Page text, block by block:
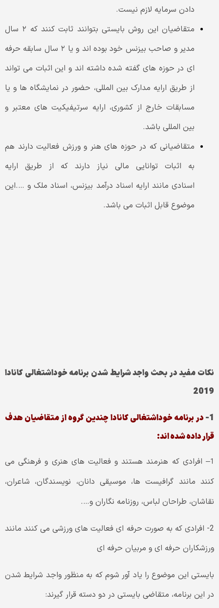
دادن سرمایه لازم نیست.
متقاضیان این روش بایستی بتوانند ثابت کنند که ۲ سال
مدیر و صاحب بیزنس خود بوده اند و یا ۲ سال سابقه حرفه
ای در حوزه های گفته شده داشته اند و این اثبات می تواند
از طریق ارایه مدارک بین المللی، حضور در نمایشگاه ها و یا
مسابقات خارج از کشوری، ارایه سرتیفیکیت های معتبر و
بین المللی باشد.
متقاضیانی که در حوزه های هنر و ورزش فعالیت دارند هم
به اثبات توانایی مالی نیاز دارند که از طریق ارایه
اسنادی مانند ارایه اسناد درآمد بیزنس، اسناد ملک و ….این
موضوع قابل اثبات می باشد.
نکات مفید در بحث واجد شرایط شدن برنامه خوداشتغالی کانادا
2019
1- در برنامه خوداشتغالی کانادا چندین گروه از متقاضیان هدف
قرار داده شده اند:
1– افرادی که هنرمند هستند و فعالیت های هنری و فرهنگی می
کنند مانند گرافیست ها، موسیقی دانان، نویسندگان، شاعران،
نقاشان، طراحان لباس، روزنامه نگاران و….
2- افرادی که به صورت حرفه ای فعالیت های ورزشی می کنند مانند
ورزشکاران حرفه ای و مربیان حرفه ای
بایستی این موضوع را یاد آور شوم که به منظور واجد شرایط شدن
در این برنامه، متقاضی بایستی در دو دسته قرار گیرند: